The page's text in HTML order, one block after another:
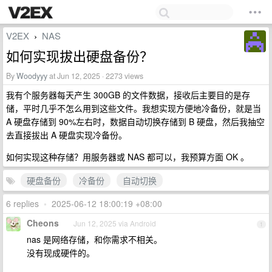
V2EX › NAS
如何实现拔出硬盘备份？
ByWoodyyyat Jun 12, 2025 · 2273 views
我有个服务器每天产生 300GB 的文件数据，接收后主要目的是存
储，平时几乎不怎么用到这些文件。我想实现方便地冷备份，就是当
A 硬盘存储到 90%左右时，数据自动切换存储到 B 硬盘，然后我抽空
去直接拔出 A 硬盘实现冷备份。
如何实现这种存储？用服务器或 NAS 都可以，我预算方面 OK 。
硬盘备份
冷备份
自动切换
6 replies • 2025-06-12 18:00:19 +08:00
1
Cheons Jun 12, 2025 via Android
nas 是网络存储，和你需求不相关。
没有现成硬件的。